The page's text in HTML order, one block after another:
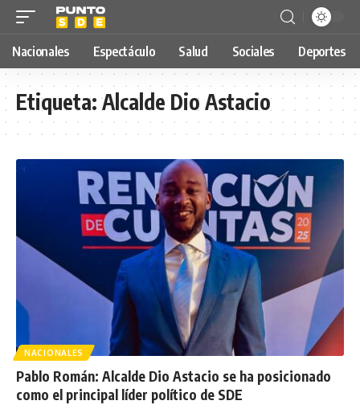
Nacionales Espectáculo Salud Sociales Deportes
Etiqueta:Alcalde Dio Astacio
NACIONALES
Pablo Román: Alcalde Dio Astacio se ha posicionado
como el principal líder político de SDE